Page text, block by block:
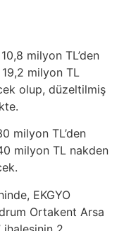
milyon TL’den
milyon TL
olup, düzeltilmiş
milyon TL’den
milyon TL nakden
EKGYO
Ortakent Arsa